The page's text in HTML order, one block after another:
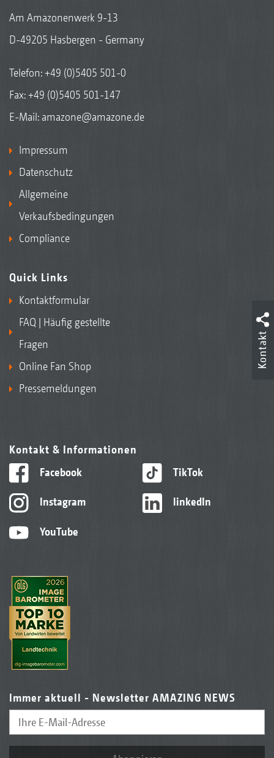
Am Amazonenwerk 9-13
D-49205 Hasbergen - Germany
Telefon:+49 (0)5405 501-0
Fax: +49 (0)5405 501-147
E-Mail: amazone@amazone.de
Impressum
Datenschutz
Allgemeine
Verkaufsbedingungen
Compliance
Quick Links
Kontaktformular
FAQ | Häufig gestellte
Fragen
Online Fan Shop
Pressemeldungen
Kontakt & Informationen
Facebook
Instagram
YouTube
TikTok
linkedIn
Immer aktuell - Newsletter AMAZING NEWS
Kontakt